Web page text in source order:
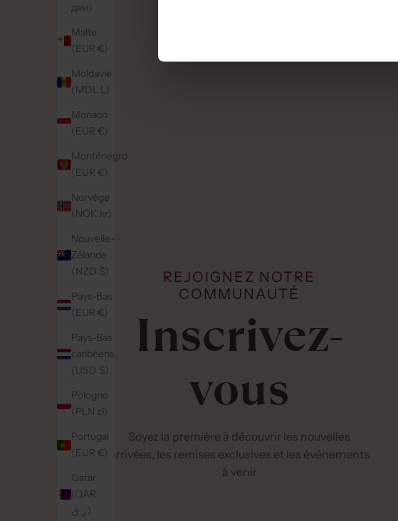
ден)
Malte
(EUR €)
Moldavie
(MDL L)
Monaco
(EUR €)
Monténégro
(EUR €)
Norvège
(NOK kr)
Nouvelle-
Zélande
(NZD $)
Pays-Bas
(EUR €)
Pays-Bas
caribéens
(USD $)
Pologne
(PLN zł)
Portugal
(EUR €)
Qatar
(QAR
ر.ق)
REJOIGNEZ NOTRE
COMMUNAUTÉ
Inscrivez-
vous
Soyez la première à découvrir les nouvelles
arrivées, les remises exclusives et les événements
à venir